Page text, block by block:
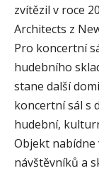
zvítězil v roce
Architects z
Pro koncertní
hudebního
stane další
koncertní sál s
hudební,
Objekt nabídne
návštěvníků a